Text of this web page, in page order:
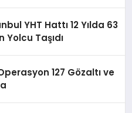
YHT Hattı 12 Yılda 63
Yolcu Taşıdı
127 Gözaltı ve